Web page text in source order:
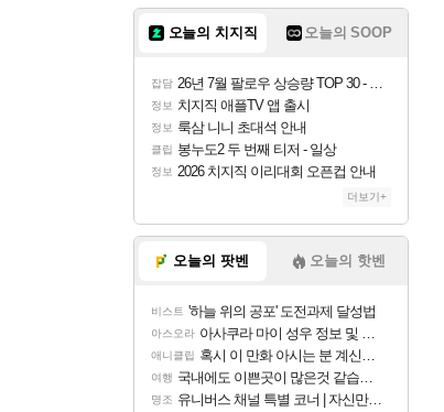
오늘의 치지직 오늘의 SOOP
잡담 26년 7월 팔로우 상승량 TOP 30 - 월간 치지직
정보 치지직 애플TV 앱 출시
정보 룩삼 니니 초대석 안내
클립 봉누도2 두 번째 티저 - 일상
정보 2026 치지직 이리대회 오픈컵 안내
더보기+
오늘의 팟벤 오늘의 핫벤
비스트 '하늘 위의 공포' 도전과제 달성법
아스오라 아사쿠라 마이 성우 정보 및 주요 필모
애니클립 혹시 이 만화 아시는 분 계신가요
여행 국내에도 이쁜곳이 많은것 같습니다
명조 유니버스 채널 특별 코너 | 자신만의 스타일